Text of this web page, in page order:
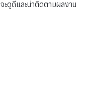
จะดูดีและน่าติดตามผลงาน